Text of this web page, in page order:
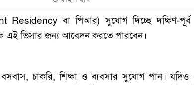
Residency বা পিআর) সুযোগ দিচ্ছে দক্ষিণ-
এই ভিসার জন্য আবেদন করতে পারবেন।
বসবাস, চাকরি, শিক্ষা ও ব্যবসার সুযোগ পান।